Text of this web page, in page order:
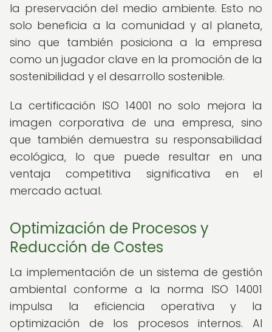
la preservación del medio ambiente. Esto no
solo beneficia a la comunidad y al planeta,
sino que también posiciona a la empresa
como un jugador clave en la promoción de la
sostenibilidad y el desarrollo sostenible.
La certificación ISO 14001 no solo mejora la
imagen corporativa de una empresa, sino
que también demuestra su responsabilidad
ecológica, lo que puede resultar en una
ventaja competitiva significativa en el
mercado actual.
Optimización de Procesos y
Reducción de Costes
La implementación de un sistema de gestión
ambiental conforme a la norma ISO 14001
impulsa la eficiencia operativa y la
optimización de los procesos internos. Al